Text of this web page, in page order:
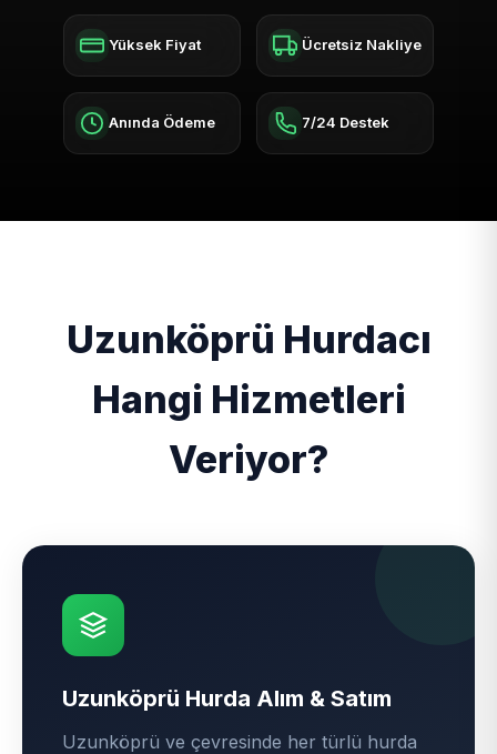
Yüksek Fiyat Ücretsiz Nakliye
Anında Ödeme 7/24 Destek
Uzunköprü Hurdacı
Hangi Hizmetleri
Veriyor?
Uzunköprü Hurda Alım & Satım
Uzunköprü ve çevresinde her türlü hurda